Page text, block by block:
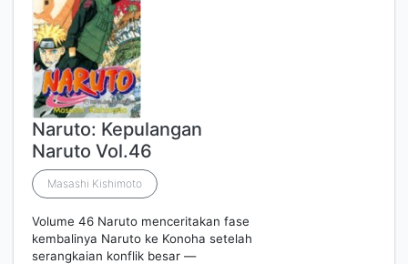
Naruto: Kepulangan
Naruto Vol.46
Masashi Kishimoto
Volume 46 Naruto menceritakan fase
kembalinya Naruto ke Konoha setelah
serangkaian konflik besar —